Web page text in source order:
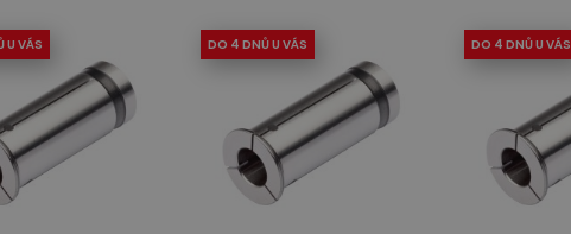
U VÁS DO 4 DNŮ U VÁS DO 4 DNŮ U VÁS